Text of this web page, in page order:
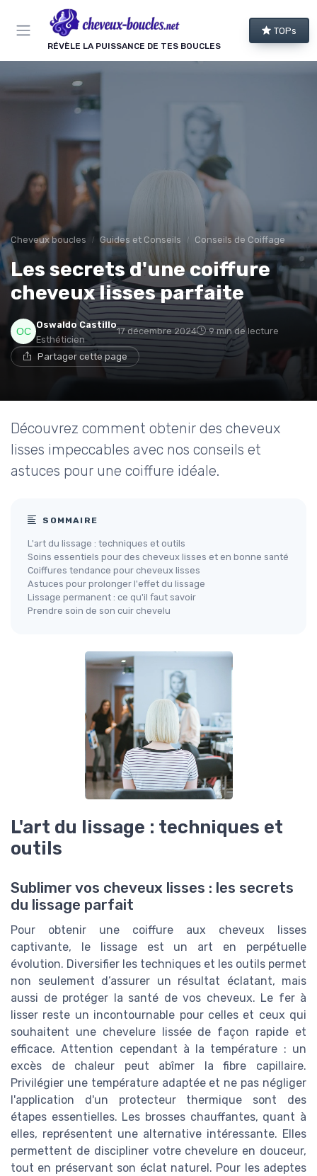
RÉVÈLE LA PUISSANCE DE TES BOUCLES
TOPs
Cheveux boucles Guides et Conseils Conseils de Coiffage
Les secrets d'une coiffure
cheveux lisses parfaite
Oswaldo Castillo
Esthéticien
17 décembre 2024 9 min de lecture
Partager cette page
Découvrez comment obtenir des cheveux
lisses impeccables avec nos conseils et
astuces pour une coiffure idéale.
SOMMAIRE
L'art du lissage : techniques et outils
Soins essentiels pour des cheveux lisses et en bonne santé
Coiffures tendance pour cheveux lisses
Astuces pour prolonger l'effet du lissage
Lissage permanent : ce qu'il faut savoir
Prendre soin de son cuir chevelu
L'art du lissage : techniques et
outils
Sublimer vos cheveux lisses : les secrets
du lissage parfait
Pour obtenir une coiffure aux cheveux lisses
captivante, le lissage est un art en perpétuelle
évolution. Diversifier les techniques et les outils permet
non seulement d’assurer un résultat éclatant, mais
aussi de protéger la santé de vos cheveux. Le fer à
lisser reste un incontournable pour celles et ceux qui
souhaitent une chevelure lissée de façon rapide et
efficace. Attention cependant à la température : un
excès de chaleur peut abîmer la fibre capillaire.
Privilégier une température adaptée et ne pas négliger
l'application d'un protecteur thermique sont des
étapes essentielles. Les brosses chauffantes, quant à
elles, représentent une alternative intéressante. Elles
permettent de discipliner votre chevelure en douceur,
tout en préservant son éclat naturel. Pour les adeptes
Panneau de gestion des cookies